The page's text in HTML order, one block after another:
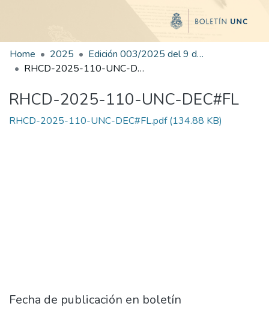
Home 2025
Edición 003/2025 del 9 de junio de 2025
RHCD-2025-110-UNC-DEC#FL
RHCD-2025-110-UNC-DEC#FL
RHCD-2025-110-UNC-DEC#FL.pdf(134.88 KB)
Fecha de publicación en boletín